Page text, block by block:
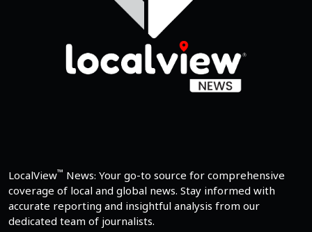
LocalView™ News: Your go-to source for comprehensive
coverage of local and global news. Stay informed with
accurate reporting and insightful analysis from our
dedicated team of journalists.